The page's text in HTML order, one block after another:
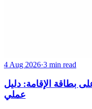
4 Aug 2026·3 min read
بطاقة الإقامة: دليل
عملي